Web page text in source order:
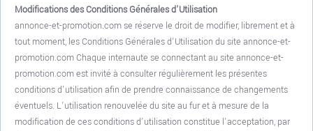
Modifications des Conditions Générales d'Utilisation
annonce-et-promotion.com se réserve le droit de modifier, librement et à
tout moment, les Conditions Générales d'Utilisation du site annonce-et-
promotion.com Chaque internaute se connectant au site annonce-et-
promotion.com est invité à consulter régulièrement les présentes
conditions d'utilisation afin de prendre connaissance de changements
éventuels. L'utilisation renouvelée du site au fur et à mesure de la
modification de ces conditions d'utilisation constitue l'acceptation, par